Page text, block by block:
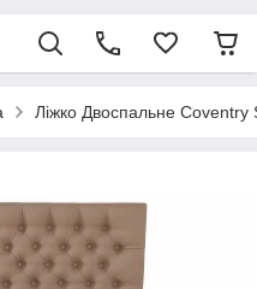
Ліжко Двоспальне